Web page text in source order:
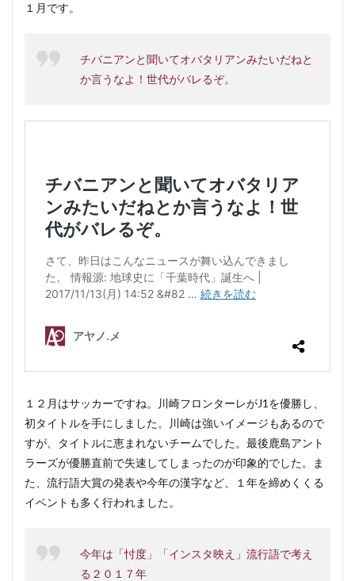
１月です。
チバニアンと聞いてオバタリアンみたいだねと
か言うなよ！世代がバレるぞ。
１２月はサッカーですね。川崎フロンターレがJ1を優勝し、
初タイトルを手にしました。川崎は強いイメージもあるので
すが、タイトルに恵まれないチームでした。最後鹿島アント
ラーズが優勝直前で失速してしまったのが印象的でした。ま
た、流行語大賞の発表や今年の漢字など、１年を締めくくる
イベントも多く行われました。
今年は「忖度」「インスタ映え」流行語で考え
る２０１７年